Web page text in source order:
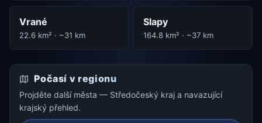
Vrané
22.6 km² · ~31 km
Slapy
164.8 km² · ~37 km
Počasí v regionu
Projděte další města — Středočeský kraj a navazující
krajský přehled.